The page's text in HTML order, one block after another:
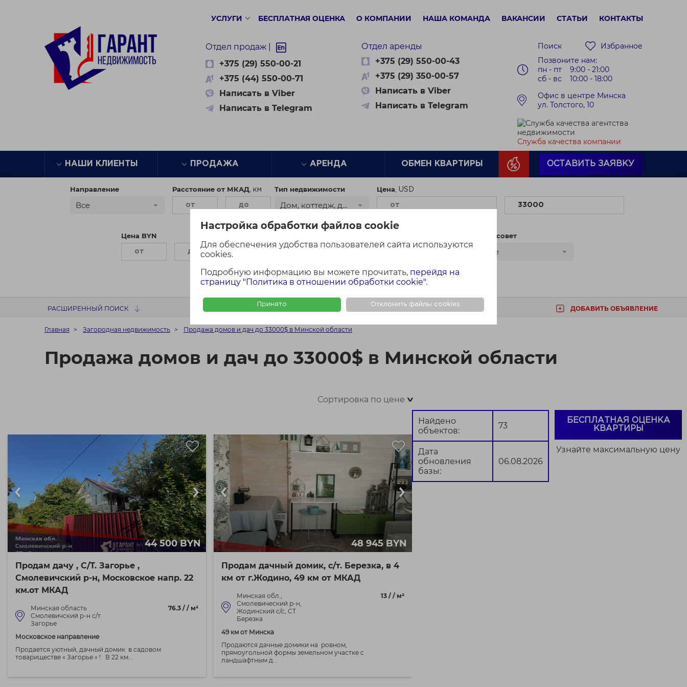
Настройка обработки файлов cookie
Для обеспечения удобства пользователей сайта используются
cookies.
Подробную информацию вы можете прочитать, перейдя на
страницу "Политика в отношении обработки cookie".
Принято Отклонить файлы cookies
УСЛУГИ БЕСПЛАТНАЯ ОЦЕНКА О КОМПАНИИ НАША КОМАНДА ВАКАНСИИ СТАТЬИ КОНТАКТЫ
Отдел продаж |
+375 (29) 550-00-21
+375 (44) 550-00-71
Написать в Viber
Написать в Telegram
Отдел аренды
+375 (29) 550-00-43
+375 (29) 350-00-57
Написать в Viber
Написать в Telegram
Поиск
Избранное
Позвоните нам:
пн - пт 9:00 - 21:00
сб - вс 10:00 - 18:00
Офис в центре Минска
ул. Толстого, 10
Служба качества компании
НАШИ КЛИЕНТЫ ПРОДАЖА АРЕНДА ОБМЕН КВАРТИРЫ ОСТАВИТЬ ЗАЯВКУ
Направление
Все
Расстояние от МКАД Тип недвижимости
Дом, коттедж, дача
Цена
Цена BYN Сельсовет
Все
Найти Сбросить
РАСШИРЕННЫЙ ПОИСК ФОТО + КАРТА ФОТО КАРТА ДОБАВИТЬ ОБЪЯВЛЕНИЕ
Главная Загородная недвижимость Продажа домов и дач до 33000$ в Минской области
Продажа домов и дач до 33000$ в Минской области
Сортировка по цене>
44 500 BYN
Продам дачу , С/Т. Загорье ,
Смолевичский р-н, Московское напр. 22
км.от МКАД
Минская область
Смолевичский р-н с/т
Загорье
Московское направление
76.3 / / м²
Продается уютный, дачный домик в садовом
товариществе « Загорье » ! В 22 км...
48 945 BYN
Продам дачный домик, с/т. Березка, в 4
км от г.Жодино, 49 км от МКАД
Минская обл.,
Смолевический р-н,
Жодинский с/с, СТ
Березка
49 км от Минска
13 / / м²
Продаются дачные домики на ровном,
прямоугольной формы земельном участке с
ландшафтным д...
Найдено
объектов:
73
Дата
обновления
базы:
06.08.2026
БЕСПЛАТНАЯ ОЦЕНКА
КВАРТИРЫ
Узнайте максимальную цену